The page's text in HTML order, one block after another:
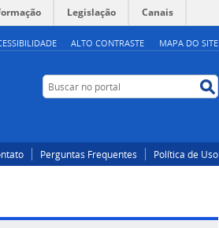
Legislação Canais
ALTO CONTRASTE MAPA DO SITE
Buscar no portal
Perguntas Frequentes Política de Uso